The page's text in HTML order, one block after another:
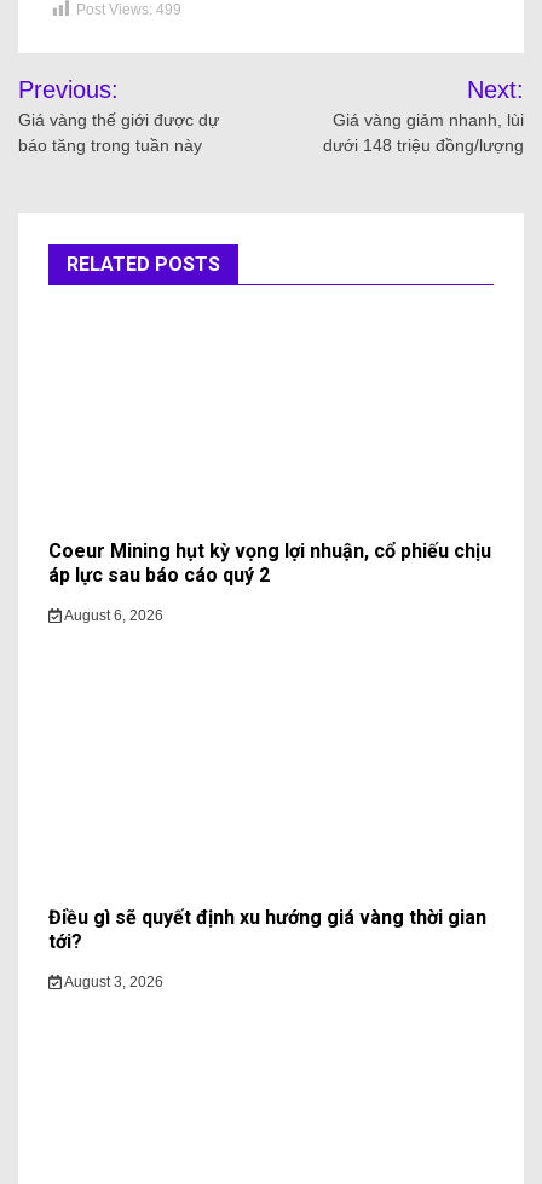
Post Views: 499
Previous:
Giá vàng thế giới được dự
báo tăng trong tuần này
Next:
Giá vàng giảm nhanh, lùi
dưới 148 triệu đồng/lượng
RELATED POSTS
Coeur Mining hụt kỳ vọng lợi nhuận, cổ phiếu chịu
áp lực sau báo cáo quý 2
August 6, 2026
Điều gì sẽ quyết định xu hướng giá vàng thời gian
tới?
August 3, 2026